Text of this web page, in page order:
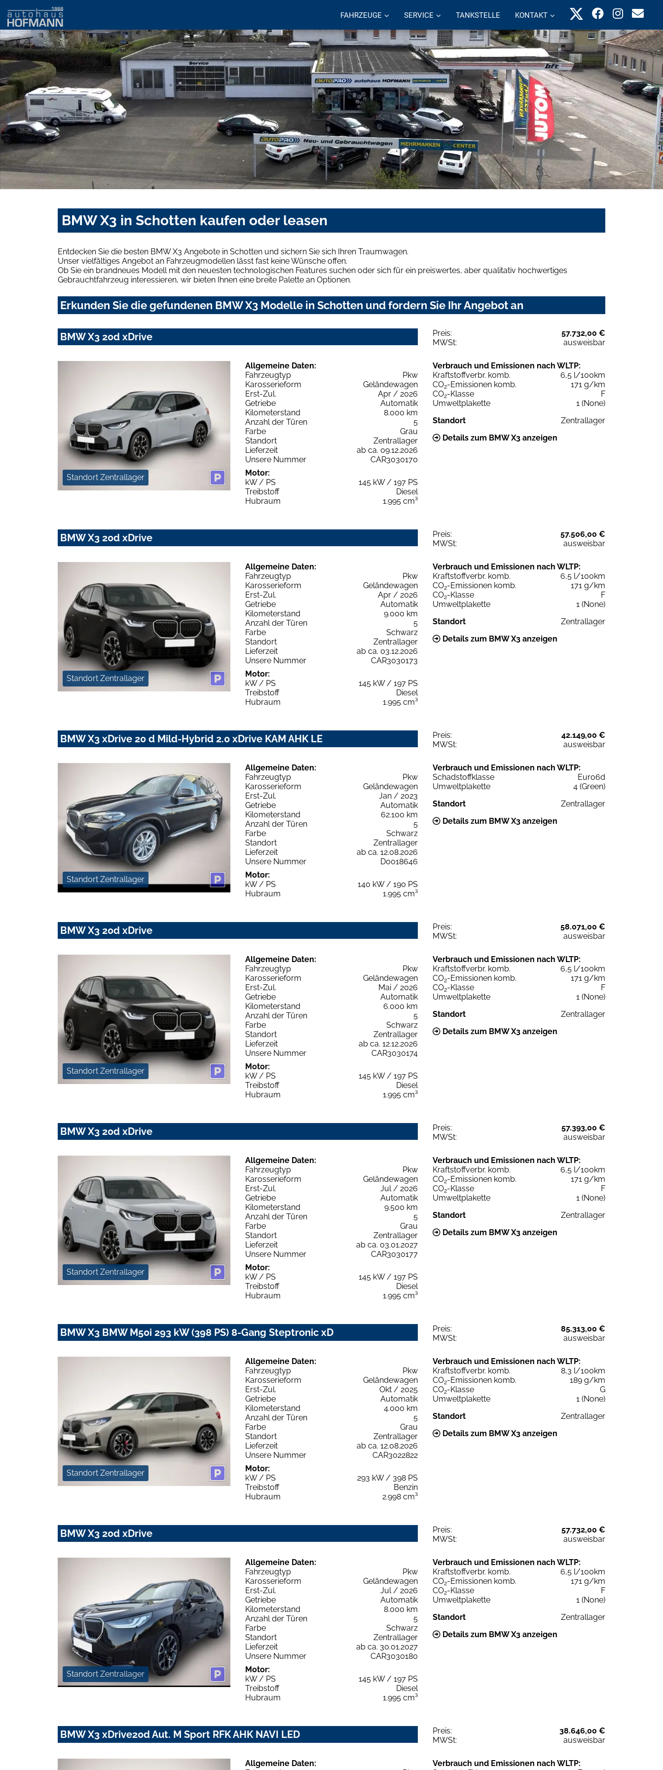
FAHRZEUGE SERVICE TANKSTELLE KONTAKT
BMW X3 in Schotten kaufen oder leasen
Entdecken Sie die besten BMW X3 Angebote in Schotten und sichern Sie sich Ihren Traumwagen.
Unser vielfältiges Angebot an Fahrzeugmodellen lässt fast keine Wünsche offen.
Ob Sie ein brandneues Modell mit den neuesten technologischen Features suchen oder sich für ein preiswertes, aber qualitativ hochwertiges
Gebrauchtfahrzeug interessieren, wir bieten Ihnen eine breite Palette an Optionen.
Erkunden Sie die gefundenen BMW X3 Modelle in Schotten und fordern Sie Ihr Angebot an
BMW X3 20d xDrive Preis:
57.732,00 €
MWSt:
ausweisbar
Standort Zentrallager
Allgemeine Daten:
Fahrzeugtyp
Pkw
Karosserieform
Geländewagen
Erst-Zul.
Apr / 2026
Getriebe
Automatik
Kilometerstand
8.000 km
Anzahl der Türen
5
Farbe
Grau
Standort
Zentrallager
Lieferzeit
ab ca. 09.12.2026
Unsere Nummer
CAR3030170
Motor:
kW / PS
145 kW / 197 PS
Treibstoff
Diesel
Hubraum
1.995 cm³
Verbrauch und Emissionen nach WLTP:
Kraftstoffverbr. komb.
6,5 l/100km
CO2-Emissionen komb.
171 g/km
CO2-Klasse
F
Umweltplakette
1 (None)
Standort
Zentrallager
Details zum BMW X3 anzeigen
BMW X3 20d xDrive Preis:
57.506,00 €
MWSt:
ausweisbar
Standort Zentrallager
Allgemeine Daten:
Fahrzeugtyp
Pkw
Karosserieform
Geländewagen
Erst-Zul.
Apr / 2026
Getriebe
Automatik
Kilometerstand
9.000 km
Anzahl der Türen
5
Farbe
Schwarz
Standort
Zentrallager
Lieferzeit
ab ca. 03.12.2026
Unsere Nummer
CAR3030173
Motor:
kW / PS
145 kW / 197 PS
Treibstoff
Diesel
Hubraum
1.995 cm³
Verbrauch und Emissionen nach WLTP:
Kraftstoffverbr. komb.
6,5 l/100km
CO2-Emissionen komb.
171 g/km
CO2-Klasse
F
Umweltplakette
1 (None)
Standort
Zentrallager
Details zum BMW X3 anzeigen
BMW X3 xDrive 20 d Mild-Hybrid 2.0 xDrive KAM AHK LE Preis:
42.149,00 €
MWSt:
ausweisbar
Standort Zentrallager
Allgemeine Daten:
Fahrzeugtyp
Pkw
Karosserieform
Geländewagen
Erst-Zul.
Jan / 2023
Getriebe
Automatik
Kilometerstand
62.100 km
Anzahl der Türen
5
Farbe
Schwarz
Standort
Zentrallager
Lieferzeit
ab ca. 12.08.2026
Unsere Nummer
D0018646
Motor:
kW / PS
140 kW / 190 PS
Hubraum
1.995 cm³
Verbrauch und Emissionen nach WLTP:
Schadstoffklasse
Euro6d
Umweltplakette
4 (Green)
Standort
Zentrallager
Details zum BMW X3 anzeigen
BMW X3 20d xDrive Preis:
58.071,00 €
MWSt:
ausweisbar
Standort Zentrallager
Allgemeine Daten:
Fahrzeugtyp
Pkw
Karosserieform
Geländewagen
Erst-Zul.
Mai / 2026
Getriebe
Automatik
Kilometerstand
6.000 km
Anzahl der Türen
5
Farbe
Schwarz
Standort
Zentrallager
Lieferzeit
ab ca. 12.12.2026
Unsere Nummer
CAR3030174
Motor:
kW / PS
145 kW / 197 PS
Treibstoff
Diesel
Hubraum
1.995 cm³
Verbrauch und Emissionen nach WLTP:
Kraftstoffverbr. komb.
6,5 l/100km
CO2-Emissionen komb.
171 g/km
CO2-Klasse
F
Umweltplakette
1 (None)
Standort
Zentrallager
Details zum BMW X3 anzeigen
BMW X3 20d xDrive Preis:
57.393,00 €
MWSt:
ausweisbar
Standort Zentrallager
Allgemeine Daten:
Fahrzeugtyp
Pkw
Karosserieform
Geländewagen
Erst-Zul.
Jul / 2026
Getriebe
Automatik
Kilometerstand
9.500 km
Anzahl der Türen
5
Farbe
Grau
Standort
Zentrallager
Lieferzeit
ab ca. 03.01.2027
Unsere Nummer
CAR3030177
Motor:
kW / PS
145 kW / 197 PS
Treibstoff
Diesel
Hubraum
1.995 cm³
Verbrauch und Emissionen nach WLTP:
Kraftstoffverbr. komb.
6,5 l/100km
CO2-Emissionen komb.
171 g/km
CO2-Klasse
F
Umweltplakette
1 (None)
Standort
Zentrallager
Details zum BMW X3 anzeigen
BMW X3 BMW M50i 293 kW (398 PS) 8-Gang Steptronic xD Preis:
85.313,00 €
MWSt:
ausweisbar
Standort Zentrallager
Allgemeine Daten:
Fahrzeugtyp
Pkw
Karosserieform
Geländewagen
Erst-Zul.
Okt / 2025
Getriebe
Automatik
Kilometerstand
4.000 km
Anzahl der Türen
5
Farbe
Grau
Standort
Zentrallager
Lieferzeit
ab ca. 12.08.2026
Unsere Nummer
CAR3022822
Motor:
kW / PS
293 kW / 398 PS
Treibstoff
Benzin
Hubraum
2.998 cm³
Verbrauch und Emissionen nach WLTP:
Kraftstoffverbr. komb.
8,3 l/100km
CO2-Emissionen komb.
189 g/km
CO2-Klasse
G
Umweltplakette
1 (None)
Standort
Zentrallager
Details zum BMW X3 anzeigen
BMW X3 20d xDrive Preis:
57.732,00 €
MWSt:
ausweisbar
Standort Zentrallager
Allgemeine Daten:
Fahrzeugtyp
Pkw
Karosserieform
Geländewagen
Erst-Zul.
Jul / 2026
Getriebe
Automatik
Kilometerstand
8.000 km
Anzahl der Türen
5
Farbe
Schwarz
Standort
Zentrallager
Lieferzeit
ab ca. 30.01.2027
Unsere Nummer
CAR3030180
Motor:
kW / PS
145 kW / 197 PS
Treibstoff
Diesel
Hubraum
1.995 cm³
Verbrauch und Emissionen nach WLTP:
Kraftstoffverbr. komb.
6,5 l/100km
CO2-Emissionen komb.
171 g/km
CO2-Klasse
F
Umweltplakette
1 (None)
Standort
Zentrallager
Details zum BMW X3 anzeigen
BMW X3 xDrive20d Aut. M Sport RFK AHK NAVI LED Preis:
38.646,00 €
MWSt:
ausweisbar
Allgemeine Daten:
Verbrauch und Emissionen nach WLTP: